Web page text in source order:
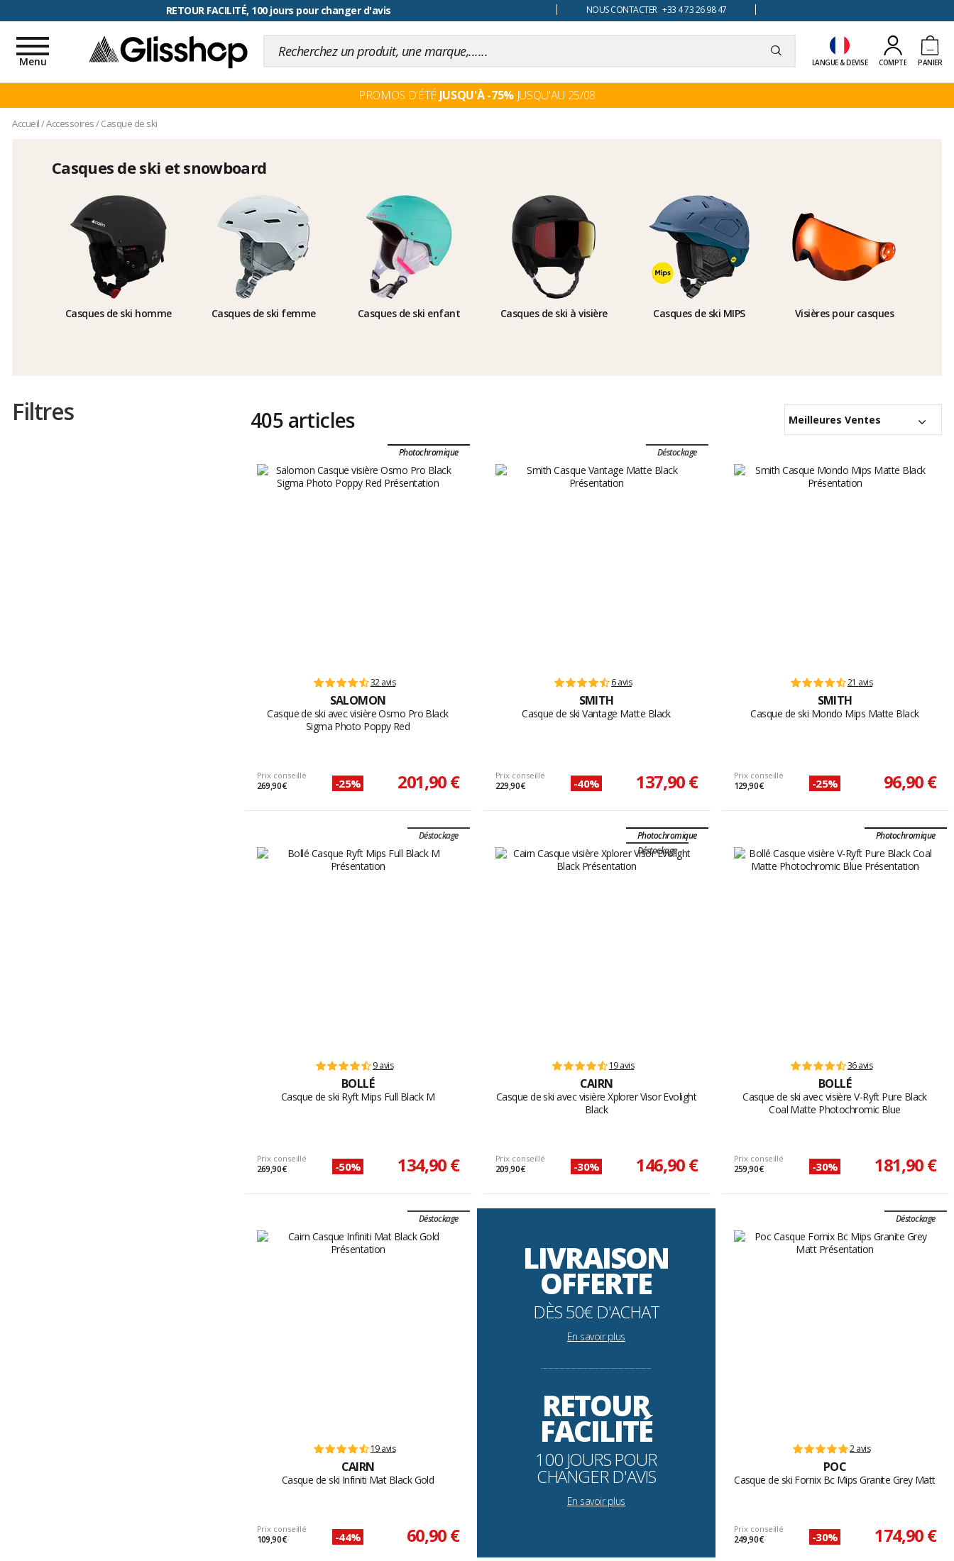
RETOUR FACILITÉ, 100 jours pour changer d'avis NOUS CONTACTER +33 4 73 26 98 47
LANGUE & DEVISE COMPTE PANIER
Toggle
navigation
Menu
PROMOS D'ÉTÉ JUSQU'À -75%JUSQU'AU 25/08
Accueil/Accessoires/Casque de ski
Casques de ski et snowboard
Casques de ski homme Casques de ski femme Casques de ski enfant Casques de ski à visière Casques de ski MIPS Visières pour casques
Filtres 405 articles Meilleures Ventes
Photochromique
32 avis
SALOMON
Casque de ski avec visière Osmo Pro Black
Sigma Photo Poppy Red
Prix conseillé
269,90 € -25% 201,90 €
Déstockage
6 avis
SMITH
Casque de ski Vantage Matte Black
Prix conseillé
229,90 € -40% 137,90 €
21 avis
SMITH
Casque de ski Mondo Mips Matte Black
Prix conseillé
129,90 € -25% 96,90 €
Déstockage
9 avis
BOLLÉ
Casque de ski Ryft Mips Full Black M
Prix conseillé
269,90 € -50% 134,90 €
Photochromique
Déstockage
19 avis
CAIRN
Casque de ski avec visière Xplorer Visor Evolight
Black
Prix conseillé
209,90 € -30% 146,90 €
Photochromique
36 avis
BOLLÉ
Casque de ski avec visière V-Ryft Pure Black
Coal Matte Photochromic Blue
Prix conseillé
259,90 € -30% 181,90 €
Déstockage
19 avis
CAIRN
Casque de ski Infiniti Mat Black Gold
Prix conseillé
109,90 € -44% 60,90 €
LIVRAISON
OFFERTE
DÈS 50€ D'ACHAT
En savoir plus
--------------------------------------------------------------------
RETOUR
FACILITÉ
100 JOURS POUR
CHANGER D'AVIS
En savoir plus
Déstockage
2 avis
POC
Casque de ski Fornix Bc Mips Granite Grey Matt
Prix conseillé
249,90 € -30% 174,90 €